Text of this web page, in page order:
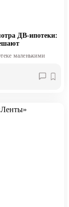
ДВ-ипотеки:
маленькими